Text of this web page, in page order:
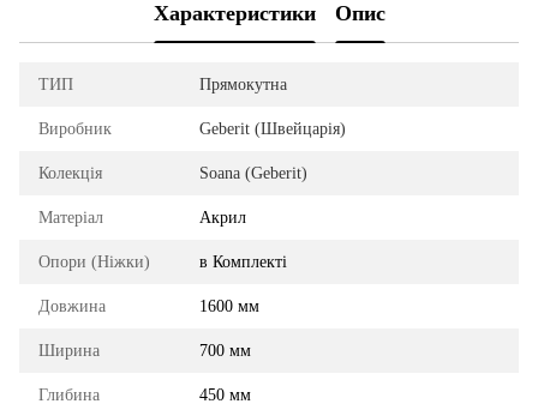
Характеристики Опис
ТИП Прямокутна
Виробник Geberit (Швейцарія)
Колекція Soana (Geberit)
Матеріал Акрил
Опори (Ніжки) в Комплекті
Довжина 1600 мм
Ширина 700 мм
Глибина 450 мм